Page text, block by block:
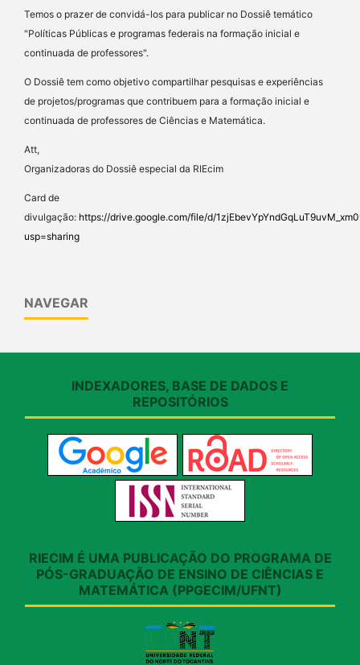
Temos o prazer de convidá-los para publicar no Dossiê temático
"Políticas Públicas e programas federais na formação inicial e
continuada de professores".
O Dossiê tem como objetivo compartilhar pesquisas e experiências
de projetos/programas que contribuem para a formação inicial e
continuada de professores de Ciências e Matemática.
Att,
Organizadoras do Dossiê especial da RIEcim
Card de
divulgação: https://drive.google.com/file/d/
usp=sharing
NAVEGAR
INDEXADORES, BASE DE DADOS E
REPOSITÓRIOS
RIECIM É UMA PUBLICAÇÃO DO PROGRAMA DE
PÓS-GRADUAÇÃO DE ENSINO DE CIÊNCIAS E
MATEMÁTICA (PPGECIM/UFNT)